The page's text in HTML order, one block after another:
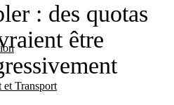
et Transport
: des quotas
être